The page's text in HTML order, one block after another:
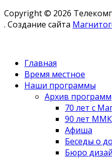
Copyright © 2026
. Создание сайта
Главная
Время местное
Наши программы
Архив программ
70 лет с
90 лет ММК
Афиша
Беседы о
Бюро